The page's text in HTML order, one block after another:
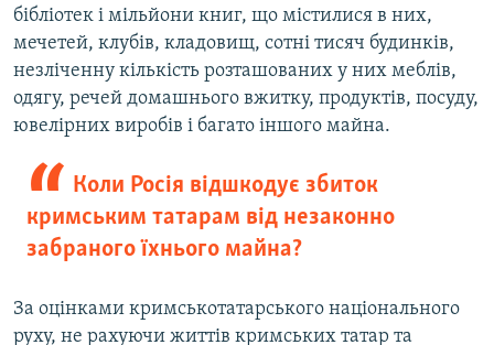
бібліотек і мільйони книг, що містилися в них,
мечетей, клубів, кладовищ, сотні тисяч будинків,
незліченну кількість розташованих у них меблів,
одягу, речей домашнього вжитку, продуктів, посуду,
ювелірних виробів і багато іншого майна.
Коли Росія відшкодує збиток
кримським татарам від незаконно
забраного їхнього майна?
За оцінками кримськотатарського національного
руху, не рахуючи життів кримських татар та